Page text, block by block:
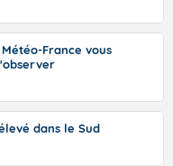
Météo-France vous
dans le Sud